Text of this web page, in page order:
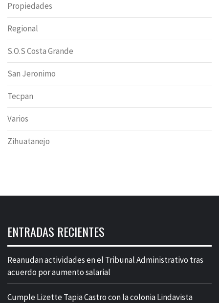
Propiedades
Regional
S.O.S Costa Grande
San Jeronimo
Tecpan
Varios
Zihuatanejo
ENTRADAS RECIENTES
Reanudan actividades en el Tribunal Administrativo tras
acuerdo por aumento salarial
Cumple Lizette Tapia Castro con la colonia Lindavista